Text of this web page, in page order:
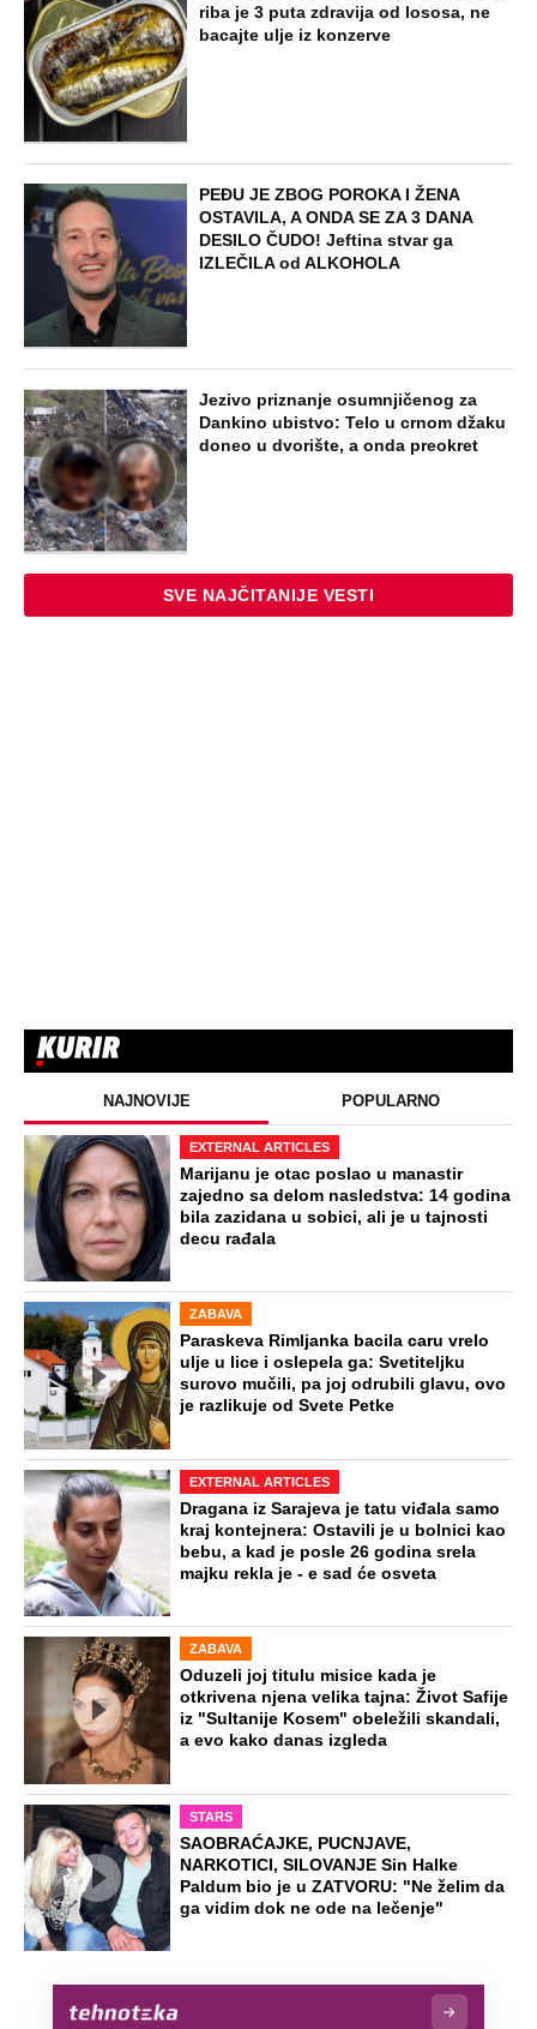
riba je 3 puta zdravija od lososa, ne
bacajte ulje iz konzerve
PEĐU JE ZBOG POROKA I ŽENA
OSTAVILA, A ONDA SE ZA 3 DANA
DESILO ČUDO! Jeftina stvar ga
IZLEČILA od ALKOHOLA
Jezivo priznanje osumnjičenog za
Dankino ubistvo: Telo u crnom džaku
doneo u dvorište, a onda preokret
SVE NAJČITANIJE VESTI
NAJNOVIJE POPULARNO
EXTERNAL ARTICLES
Marijanu je otac poslao u manastir
zajedno sa delom nasledstva: 14 godina
bila zazidana u sobici, ali je u tajnosti
decu rađala
ZABAVA
Paraskeva Rimljanka bacila caru vrelo
ulje u lice i oslepela ga: Svetiteljku
surovo mučili, pa joj odrubili glavu, ovo
je razlikuje od Svete Petke
EXTERNAL ARTICLES
Dragana iz Sarajeva je tatu viđala samo
kraj kontejnera: Ostavili je u bolnici kao
bebu, a kad je posle 26 godina srela
majku rekla je - e sad će osveta
ZABAVA
Oduzeli joj titulu misice kada je
otkrivena njena velika tajna: Život Safije
iz "Sultanije Kosem" obeležili skandali,
a evo kako danas izgleda
STARS
SAOBRAĆAJKE, PUCNJAVE,
NARKOTICI, SILOVANJE Sin Halke
Paldum bio je u ZATVORU: "Ne želim da
ga vidim dok ne ode na lečenje"